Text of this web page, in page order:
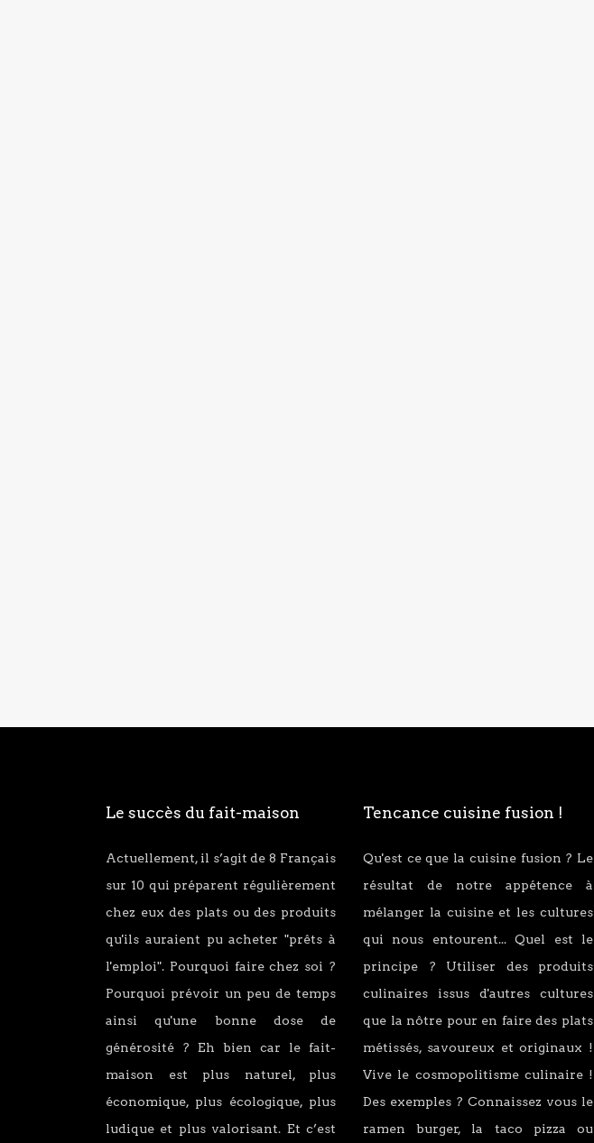
Le succès du fait-maison
Actuellement, il s’agit de 8 Français
sur 10 qui préparent régulièrement
chez eux des plats ou des produits
qu'ils auraient pu acheter "prêts à
l'emploi". Pourquoi faire chez soi ?
Pourquoi prévoir un peu de temps
ainsi qu'une bonne dose de
générosité ? Eh bien car le fait-
maison est plus naturel, plus
économique, plus écologique, plus
ludique et plus valorisant. Et c’est
Tencance cuisine fusion !
Qu'est ce que la cuisine fusion ? Le
résultat de notre appétence à
mélanger la cuisine et les cultures
qui nous entourent... Quel est le
principe ? Utiliser des produits
culinaires issus d'autres cultures
que la nôtre pour en faire des plats
métissés, savoureux et originaux !
Vive le cosmopolitisme culinaire !
Des exemples ? Connaissez vous le
ramen burger, la taco pizza ou